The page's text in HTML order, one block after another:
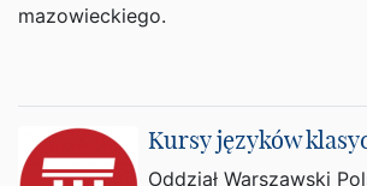
mazowieckiego.
Kursy języków
Oddział Warszawski